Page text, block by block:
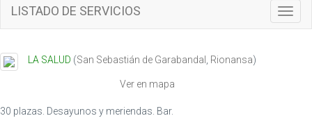
T
o
LISTADO DE SERVICIOS
LA SALUD (San Sebastián de Garabandal Rionansa)
Ver en mapa
30 plazas. Desayunos y meriendas. Bar.